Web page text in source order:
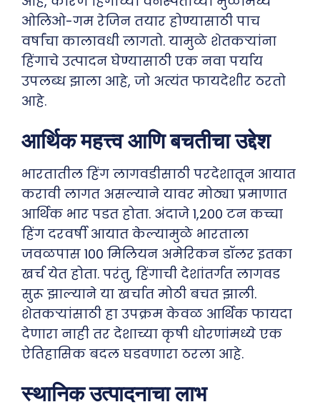
ओलिओ-गम रेजिन तयार होण्यासाठी पाच
वर्षांचा कालावधी लागतो. यामुळे शेतकऱ्यांना
हिंगाचे उत्पादन घेण्यासाठी एक नवा पर्याय
उपलब्ध झाला आहे, जो अत्यंत फायदेशीर ठरतो
आहे.
आर्थिक महत्त्व आणि बचतीचा उद्देश
भारतातील हिंग लागवडीसाठी परदेशातून आयात
करावी लागत असल्याने यावर मोठ्या प्रमाणात
आर्थिक भार पडत होता. अंदाजे 1,200 टन कच्चा
हिंग दरवर्षी आयात केल्यामुळे भारताला
जवळपास 100 मिलियन अमेरिकन डॉलर इतका
खर्च येत होता. परंतु, हिंगाची देशांतर्गत लागवड
सुरू झाल्याने या खर्चात मोठी बचत झाली.
शेतकऱ्यांसाठी हा उपक्रम केवळ आर्थिक फायदा
देणारा नाही तर देशाच्या कृषी धोरणांमध्ये एक
ऐतिहासिक बदल घडवणारा ठरला आहे.
स्थानिक उत्पादनाचा लाभ